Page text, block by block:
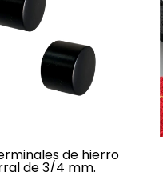
de hierro
de 3/4 mm.